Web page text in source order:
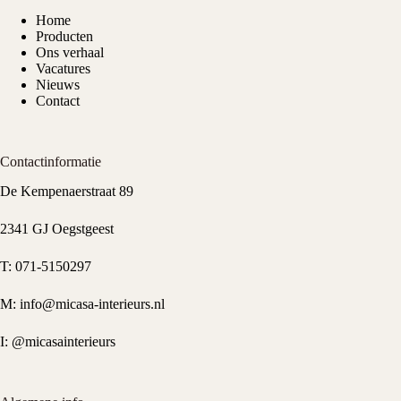
Home
Producten
Ons verhaal
Vacatures
Nieuws
Contact
Contactinformatie
De Kempenaerstraat 89
2341 GJ Oegstgeest
T: 071-5150297
M: info@micasa-interieurs.nl
I: @micasainterieurs